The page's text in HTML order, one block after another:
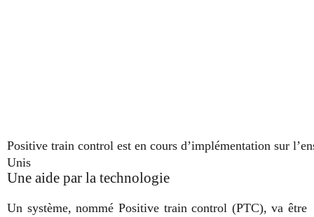
Positive train control est en cours d’implémentation sur
Unis
Une aide par la technologie
Un système, nommé Positive train control (PTC), va être